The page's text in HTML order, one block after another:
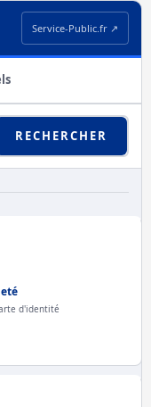
Service-Public.fr ↗
RECHERCHER
d'identité